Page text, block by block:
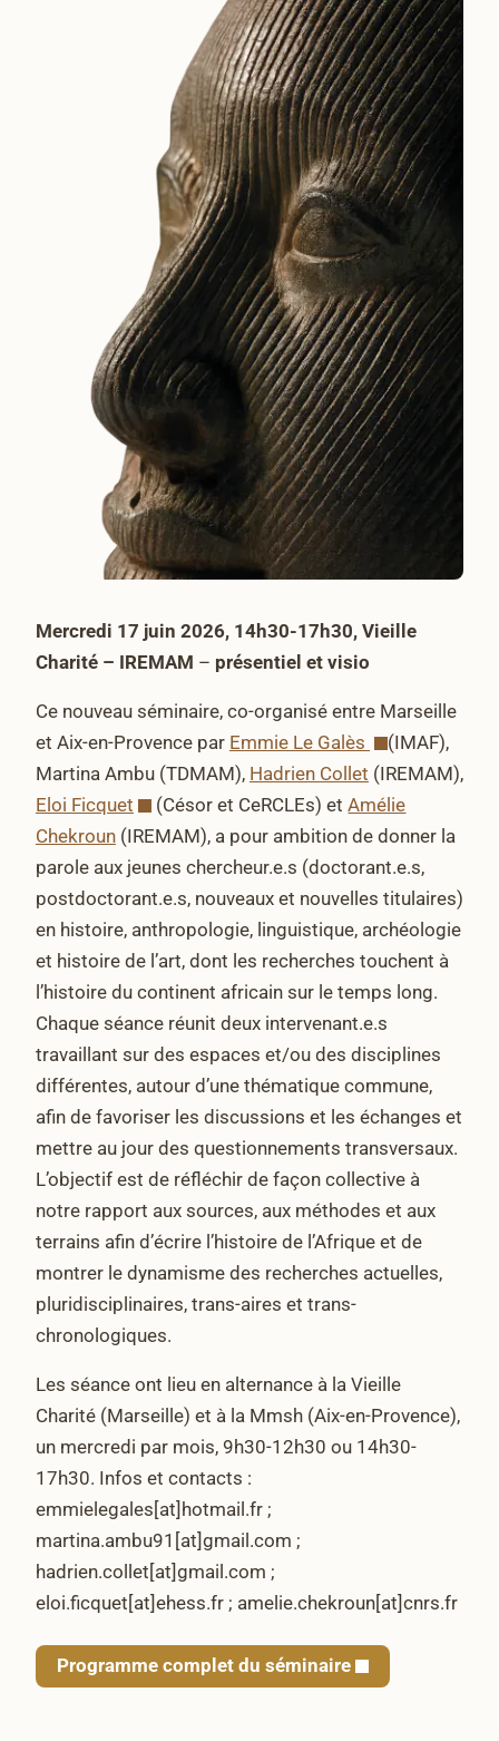
Mercredi 17 juin 2026, 14h30-17h30, Vieille
Charité – IREMAM – présentiel et visio
Ce nouveau séminaire, co-organisé entre Marseille
et Aix-en-Provence par Emmie Le Galès
(IMAF),
Martina Ambu (TDMAM), Hadrien Collet (IREMAM),
Eloi Ficquet
(Césor et CeRCLEs) etAmélie
Chekroun (IREMAM), a pour ambition de donner la
parole aux jeunes chercheur.e.s (doctorant.e.s,
postdoctorant.e.s, nouveaux et nouvelles titulaires)
en histoire, anthropologie, linguistique, archéologie
et histoire de l’art, dont les recherches touchent à
l’histoire du continent africain sur le temps long.
Chaque séance réunit deux intervenant.e.s
travaillant sur des espaces et/ou des disciplines
différentes, autour d’une thématique commune,
afin de favoriser les discussions et les échanges et
mettre au jour des questionnements transversaux.
L’objectif est de réfléchir de façon collective à
notre rapport aux sources, aux méthodes et aux
terrains afin d’écrire l’histoire de l’Afrique et de
montrer le dynamisme des recherches actuelles,
pluridisciplinaires, trans-aires et trans-
chronologiques.
Les séance ont lieu en alternance à la Vieille
Charité (Marseille) et à la Mmsh (Aix-en-Provence),
un mercredi par mois, 9h30-12h30 ou 14h30-
17h30. Infos et contacts :
emmielegales[at]hotmail.fr ;
martina.ambu91[at]gmail.com ;
hadrien.collet[at]gmail.com ;
eloi.ficquet[at]ehess.fr ; amelie.chekroun[at]cnrs.fr
Programme complet du séminaire